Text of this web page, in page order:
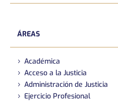
ÁREAS
Académica
Acceso a la Justicia
Administración de Justicia
Ejercicio Profesional